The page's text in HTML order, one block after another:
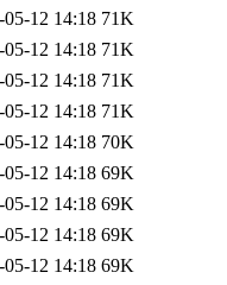
05-12 14:18 71K
05-12 14:18 71K
05-12 14:18 71K
05-12 14:18 71K
05-12 14:18 70K
05-12 14:18 69K
05-12 14:18 69K
05-12 14:18 69K
05-12 14:18 69K